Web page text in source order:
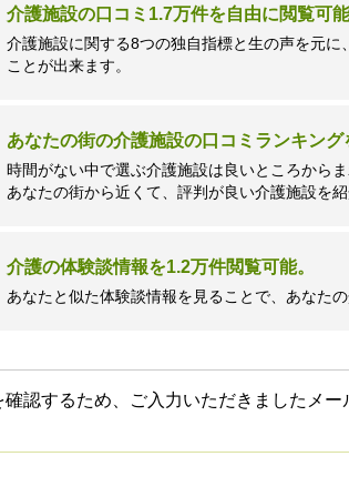
介護施設の口コミ1.7万件を自由に閲覧可能
介護施設に関する8つの独自指標と生の声を元
ことが出来ます。
あなたの街の介護施設の口コミランキング
時間がない中で選ぶ介護施設は良いところからま
あなたの街から近くて、評判が良い介護施設を紹
介護の体験談情報を1.2万件閲覧可能。
あなたと似た体験談情報を見ることで、あなた
確認するため、ご入力いただきましたメ